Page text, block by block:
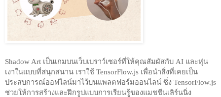
Shadow Art เป็นเกมบนเว็บเบราว์เซอร์ที่ให้คุณสัมผัสกับ AI และหุ่น
เงาในแบบที่สนุกสนาน เราใช้ TensorFlow.js เพื่อนำสิ่งที่เคยเป็น
ประสบการณ์ออฟไลน์มาไว้บนแพลตฟอร์มออนไลน์ ซึ่ง TensorFlow.js
ช่วยให้การสร้างและฝึกรูปแบบการเรียนรู้ของแมชชีนเลิร์นนิ่ง